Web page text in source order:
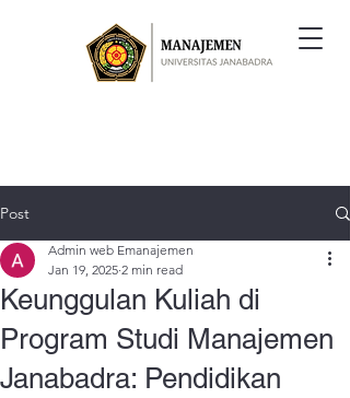
Post
Keunggulan Kuliah di
Program Studi Manajemen
Janabadra: Pendidikan
Admin web Emanajemen
Jan 19, 2025 2 min read